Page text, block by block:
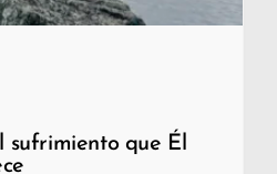
sufrimiento que Él